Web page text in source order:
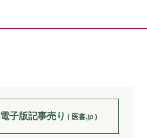
電子版記事売り ( 医書.jp )